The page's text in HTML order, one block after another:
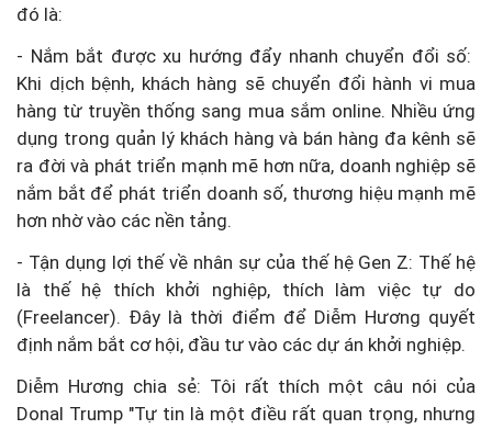
đó là:
- Nắm bắt được xu hướng đẩy nhanh chuyển đổi số:
Khi dịch bệnh, khách hàng sẽ chuyển đổi hành vi mua
hàng từ truyền thống sang mua sắm online. Nhiều ứng
dụng trong quản lý khách hàng và bán hàng đa kênh sẽ
ra đời và phát triển mạnh mẽ hơn nữa, doanh nghiệp sẽ
nắm bắt để phát triển doanh số, thương hiệu mạnh mẽ
hơn nhờ vào các nền tảng.
- Tận dụng lợi thế về nhân sự của thế hệ Gen Z: Thế hệ
là thế hệ thích khởi nghiệp, thích làm việc tự do
(Freelancer). Đây là thời điểm để Diễm Hương quyết
định nắm bắt cơ hội, đầu tư vào các dự án khởi nghiệp.
Diễm Hương chia sẻ: Tôi rất thích một câu nói của
Donal Trump "Tự tin là một điều rất quan trọng, nhưng